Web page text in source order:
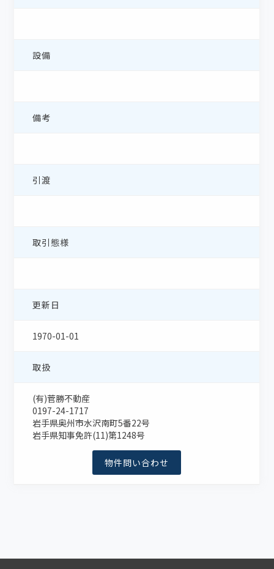
設備
備考
引渡
取引態様
更新日
1970-01-01
取扱
(有)菅勝不動産
0197-24-1717
岩手県奥州市水沢南町5番22号
岩手県知事免許(11)第1248号
物件問い合わせ